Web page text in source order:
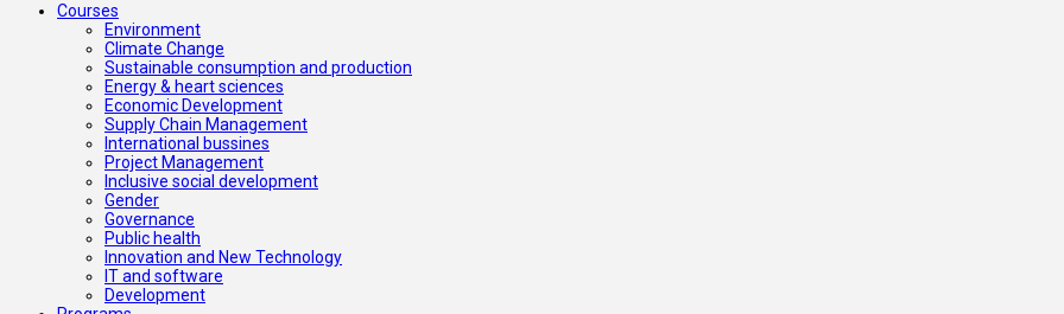
Courses
Environment
Climate Change
Sustainable consumption and production
Energy & heart sciences
Economic Development
Supply Chain Management
International bussines
Project Management
Inclusive social development
Gender
Governance
Public health
Innovation and New Technology
IT and software
Development